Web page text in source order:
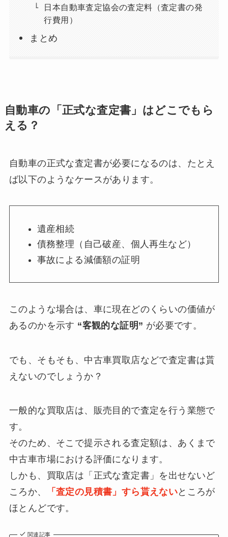
日本自動車査定協会の査定料（査定書の発
行費用）
まとめ
自動車の「正式な査定書」はどこでもら
える？
自動車の正式な査定書が必要になるのは、たとえ
ば以下のようなケースがあります。
遺産相続
債務整理（自己破産、個人再生など）
事故による減価額の証明
このような場合は、車に現在どのくらいの価値が
あるのかを示す “客観的な証明” が必要です。
でも、そもそも、中古車買取店などで査定書は貰
えないのでしょうか？
一般的な買取店は、販売目的で査定を行う業態で
す。
そのため、そこで提示される査定額は、あくまで
中古車市場における評価になります。
しかも、買取店は「正式な査定書」を出せないど
ころか、
「査定の見積書」すら貰えないところが
ほとんどです。
関連記事